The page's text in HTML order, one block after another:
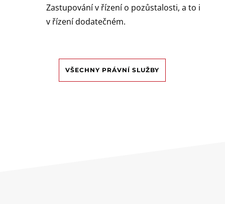
Zastupování v řízení o pozůstalosti, a to i
v řízení dodatečném.
VŠECHNY PRÁVNÍ SLUŽBY